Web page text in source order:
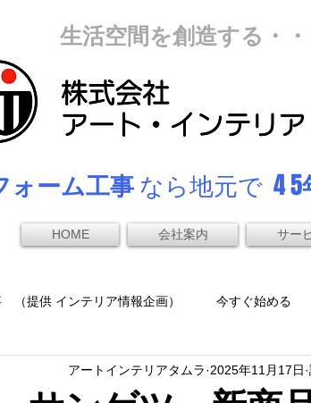
生活空間を創造する・・
ォーム工事なら地元で 4 5
HOME 会社案内 サー
（提供 インテリア情報企画） 今すぐ始める
アートインテリアタムラ 2025年11月17日